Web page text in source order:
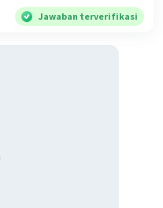
Jawaban terverifikasi